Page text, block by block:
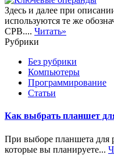
Здесь и далее при
используются те же
СРВ.... Читать»
Рубрики
Без рубрики
Компьютеры
Программирование
Статьи
Как выбрать планшет
При выборе планшета для
которые вы планируете...